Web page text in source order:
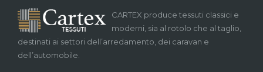
CARTEX produce tessuti classici e
moderni, sia al rotolo che al taglio,
destinati ai settori dell’arredamento, dei caravan e
dell’automobile.